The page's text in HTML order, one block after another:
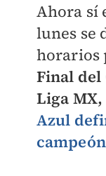
Ahora sí
lunes se
horarios
Final del
Liga
Azul
campeón